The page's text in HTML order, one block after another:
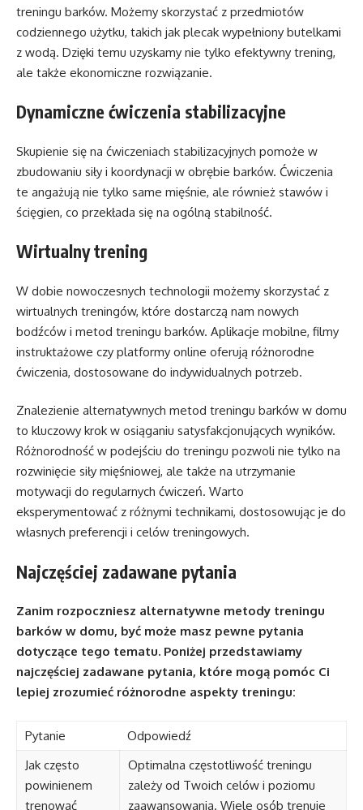
treningu barków. Możemy skorzystać z przedmiotów
codziennego użytku, takich jak plecak wypełniony butelkami
z wodą. Dzięki temu uzyskamy nie tylko efektywny trening,
ale także ekonomiczne rozwiązanie.
Dynamiczne ćwiczenia stabilizacyjne
Skupienie się na ćwiczeniach stabilizacyjnych pomoże w
zbudowaniu siły i koordynacji w obrębie barków. Ćwiczenia
te angażują nie tylko same mięśnie, ale również stawów i
ścięgien, co przekłada się na ogólną stabilność.
Wirtualny trening
W dobie nowoczesnych technologii możemy skorzystać z
wirtualnych treningów, które dostarczą nam nowych
bodźców i metod treningu barków. Aplikacje mobilne, filmy
instruktażowe czy platformy online oferują różnorodne
ćwiczenia, dostosowane do indywidualnych potrzeb.
Znalezienie alternatywnych metod treningu barków w domu
to kluczowy krok w osiąganiu satysfakcjonujących wyników.
Różnorodność w podejściu do treningu pozwoli nie tylko na
rozwinięcie siły mięśniowej, ale także na utrzymanie
motywacji do regularnych ćwiczeń. Warto
eksperymentować z różnymi technikami, dostosowując je do
własnych preferencji i celów treningowych.
Najczęściej zadawane pytania
Zanim rozpoczniesz alternatywne metody treningu
barków w domu, być może masz pewne pytania
dotyczące tego tematu. Poniżej przedstawiamy
najczęściej zadawane pytania, które mogą pomóc Ci
lepiej zrozumieć różnorodne aspekty treningu:
Pytanie
Odpowiedź
Jak często
powinienem
trenować
Optimalna częstotliwość treningu
zależy od Twoich celów i poziomu
zaawansowania. Wiele osób trenuje